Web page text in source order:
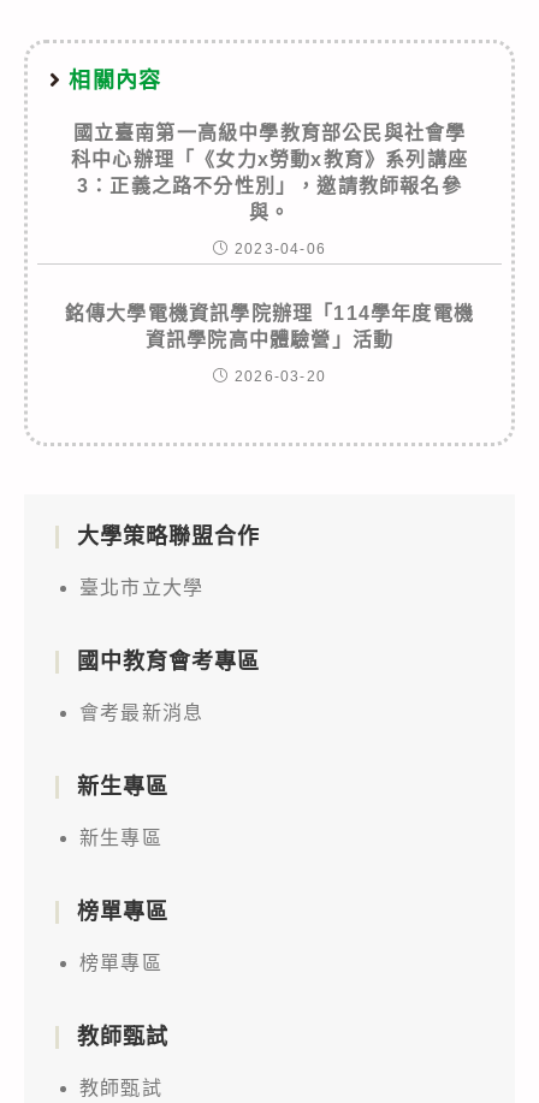
相關內容
國立臺南第一高級中學教育部公民與社會學
科中心辦理「《女力x勞動x教育》系列講座
3：正義之路不分性別」，邀請教師報名參
與。
2023-04-06
銘傳大學電機資訊學院辦理「114學年度電機
資訊學院高中體驗營」活動
2026-03-20
大學策略聯盟合作
臺北市立大學
國中教育會考專區
會考最新消息
新生專區
新生專區
榜單專區
榜單專區
教師甄試
教師甄試